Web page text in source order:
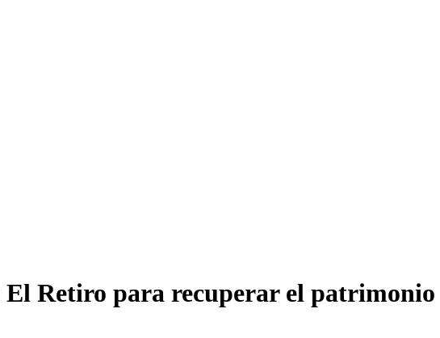
El Retiro para recuperar el patrimonio